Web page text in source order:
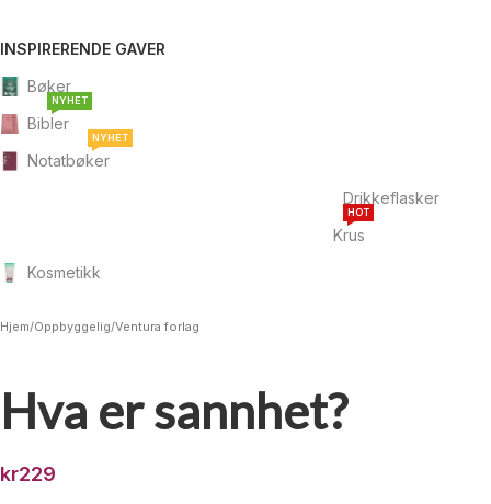
INSPIRERENDE GAVER
Bøker
Bibler
NYHET
Notatbøker
NYHET
Drikkeflasker
Krus
HOT
Kosmetikk
Hjem/Oppbyggelig/Ventura forlag
Hva er sannhet?
kr229